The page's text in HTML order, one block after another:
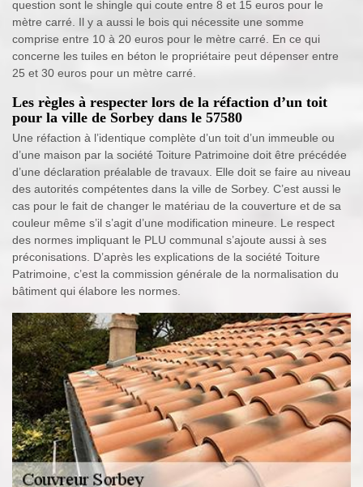
question sont le shingle qui coute entre 8 et 15 euros pour le
mètre carré. Il y a aussi le bois qui nécessite une somme
comprise entre 10 à 20 euros pour le mètre carré. En ce qui
concerne les tuiles en béton le propriétaire peut dépenser entre
25 et 30 euros pour un mètre carré.
Les règles à respecter lors de la réfaction d’un toit
pour la ville de Sorbey dans le 57580
Une réfaction à l’identique complète d’un toit d’un immeuble ou
d’une maison par la société Toiture Patrimoine doit être précédée
d’une déclaration préalable de travaux. Elle doit se faire au niveau
des autorités compétentes dans la ville de Sorbey. C’est aussi le
cas pour le fait de changer le matériau de la couverture et de sa
couleur même s’il s’agit d’une modification mineure. Le respect
des normes impliquant le PLU communal s’ajoute aussi à ses
préconisations. D’après les explications de la société Toiture
Patrimoine, c’est la commission générale de la normalisation du
bâtiment qui élabore les normes.